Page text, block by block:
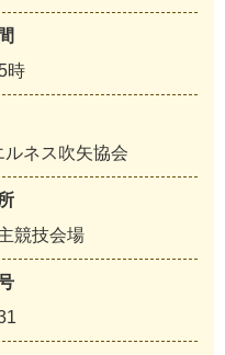
時
ルネス吹矢協会
競技会場